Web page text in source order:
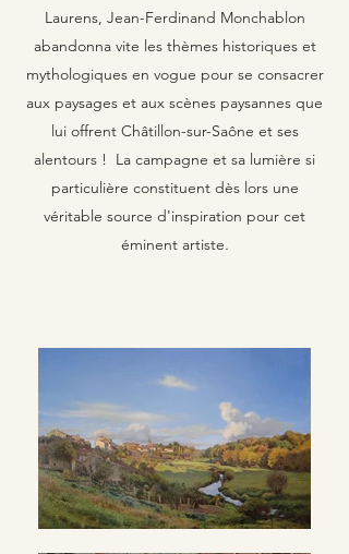
Laurens, Jean-Ferdinand Monchablon
abandonna vite les thèmes historiques et
mythologiques en vogue pour se consacrer
aux paysages et aux scènes paysannes que
lui offrent Châtillon-sur-Saône et ses
alentours ! La campagne et sa lumière si
particulière constituent dès lors une
véritable source d'inspiration pour cet
éminent artiste.